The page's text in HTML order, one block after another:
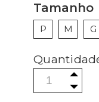
Tamanho
P M G